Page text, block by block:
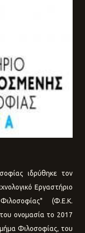
ιδρύθηκε τον
Εργαστήριο
(Φ.Ε.Κ.
ονομασία το 2017
Φιλοσοφίας, του